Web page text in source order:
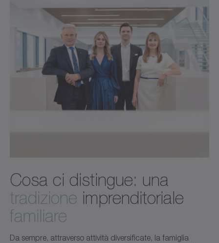
Cosa ci distingue: una
tradizione imprenditoriale
familiare
Da sempre, attraverso attività diversificate, la famiglia